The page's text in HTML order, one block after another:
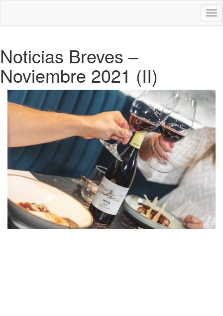
Noticias Breves –
Noviembre 2021 (II)